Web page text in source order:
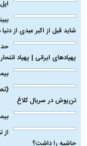
شاید قبل از اکبر عبدی از
پهپادهای ایرانی | پهپاد
تن‌پوش در سریال کلاغ
از
حاشیه را داشت؟